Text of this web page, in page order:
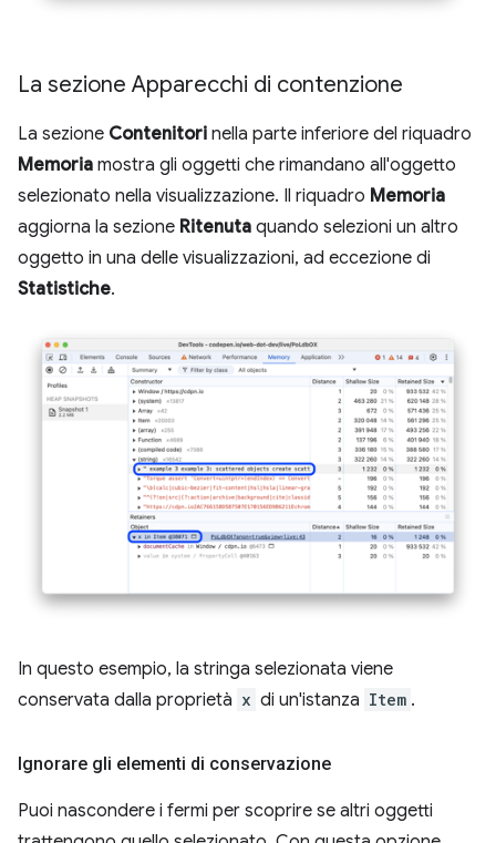
La sezione Apparecchi di contenzione
La sezione Contenitori nella parte inferiore del riquadro
Memoria mostra gli oggetti che rimandano all'oggetto
selezionato nella visualizzazione. Il riquadro Memoria
aggiorna la sezione Ritenuta quando selezioni un altro
oggetto in una delle visualizzazioni, ad eccezione di
Statistiche.
In questo esempio, la stringa selezionata viene
conservata dalla proprietà x di un'istanza Item .
Ignorare gli elementi di conservazione
Puoi nascondere i fermi per scoprire se altri oggetti